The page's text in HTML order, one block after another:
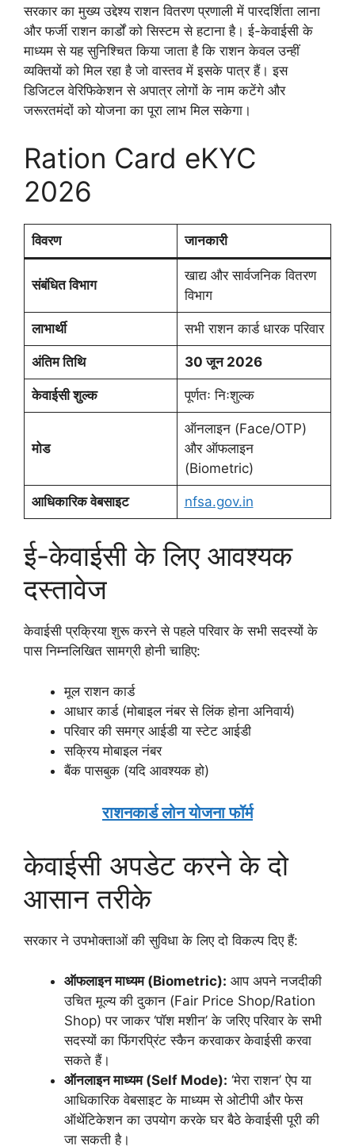
सरकार का मुख्य उद्देश्य राशन वितरण प्रणाली में पारदर्शिता लाना
और फर्जी राशन कार्डों को सिस्टम से हटाना है। ई-केवाईसी के
माध्यम से यह सुनिश्चित किया जाता है कि राशन केवल उन्हीं
व्यक्तियों को मिल रहा है जो वास्तव में इसके पात्र हैं। इस
डिजिटल वेरिफिकेशन से अपात्र लोगों के नाम कटेंगे और
जरूरतमंदों को योजना का पूरा लाभ मिल सकेगा।
Ration Card eKYC
2026
विवरण जानकारी
संबंधित विभाग
खाद्य और सार्वजनिक वितरण
विभाग
लाभार्थी सभी राशन कार्ड धारक परिवार
अंतिम तिथि 30 जून 2026
केवाईसी शुल्क पूर्णतः निःशुल्क
मोड
ऑनलाइन (Face/OTP)
और ऑफलाइन
(Biometric)
आधिकारिक वेबसाइट nfsa.gov.in
ई-केवाईसी के लिए आवश्यक
दस्तावेज
केवाईसी प्रक्रिया शुरू करने से पहले परिवार के सभी सदस्यों के
पास निम्नलिखित सामग्री होनी चाहिए:
मूल राशन कार्ड
आधार कार्ड (मोबाइल नंबर से लिंक होना अनिवार्य)
परिवार की समग्र आईडी या स्टेट आईडी
सक्रिय मोबाइल नंबर
बैंक पासबुक (यदि आवश्यक हो)
राशनकार्ड लोन योजना फॉर्म
केवाईसी अपडेट करने के दो
आसान तरीके
सरकार ने उपभोक्ताओं की सुविधा के लिए दो विकल्प दिए हैं:
ऑफलाइन माध्यम (Biometric): आप अपने नजदीकी
उचित मूल्य की दुकान (Fair Price Shop/Ration
Shop) पर जाकर ‘पॉश मशीन’ के जरिए परिवार के सभी
सदस्यों का फिंगरप्रिंट स्कैन करवाकर केवाईसी करवा
सकते हैं।
ऑनलाइन माध्यम (Self Mode): ‘मेरा राशन’ ऐप या
आधिकारिक वेबसाइट के माध्यम से ओटीपी और फेस
ऑथेंटिकेशन का उपयोग करके घर बैठे केवाईसी पूरी की
जा सकती है।